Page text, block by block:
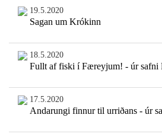
19.5.2020
Sagan um Krókinn
18.5.2020
Fullt af fiski í Færeyjum! - úr safni
17.5.2020
Andarungi finnur til urriðans - úr